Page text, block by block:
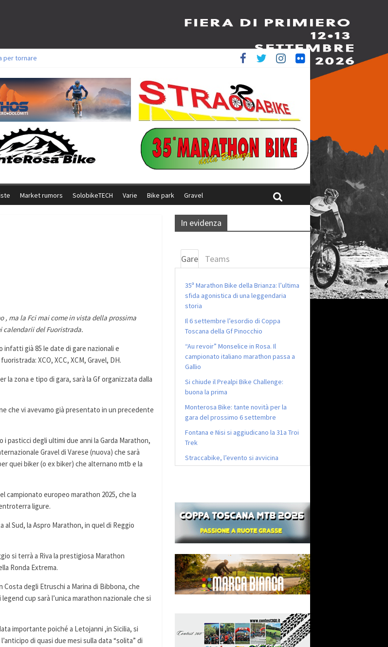
per tornare
Grossmann e Gallis. Signorelli 5^ la migliore tra gli italiani
l’ultima sfida agonistica di una leggendaria storia
il secondo argento azzurro a Monteceneri
Market rumors SolobikeTECH Varie Bike park Gravel
, ma la Fci mai come in vista della prossima
calendarii del Fuoristrada.
già 85 le date di gare nazionali e
XCO, XCC, XCM, Gravel, DH.
la zona e tipo di gara, sarà la Gf organizzata dalla
che vi avevamo già presentato in un precedente
pasticci degli ultimi due anni la Garda Marathon,
Gravel di Varese (nuova) che sarà
quei biker (o ex biker) che alternano mtb e la
campionato europeo marathon 2025, che la
ligure.
Sud, la Aspro Marathon, in quel di Reggio
si terrà a Riva la prestigiosa Marathon
Ronda Extrema.
Costa degli Etruschi a Marina di Bibbona, che
cup sarà l’unica marathon nazionale che si
importante poiché a Letojanni ,in Sicilia, si
di quasi due mesi sulla data “solita” di
In evidenza
Gare Teams
35ª Marathon Bike della Brianza: l’ultima
sfida agonistica di una leggendaria
storia
Il 6 settembre l’esordio di Coppa
Toscana della Gf Pinocchio
“Au revoir” Monselice in Rosa. Il
campionato italiano marathon passa a
Gallio
Si chiude il Prealpi Bike Challenge:
buona la prima
Monterosa Bike: tante novità per la
gara del prossimo 6 settembre
Fontana e Nisi si aggiudicano la 31a Troi
Trek
Straccabike, l’evento si avvicina